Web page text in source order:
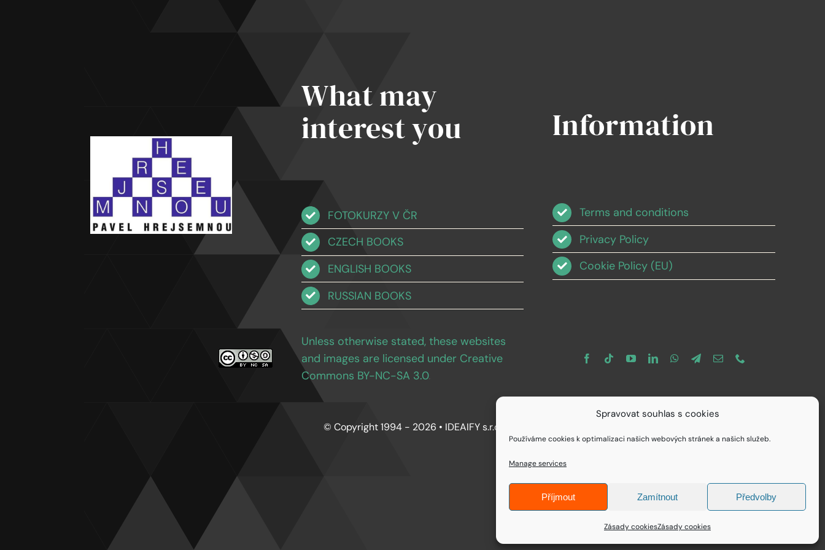
Spravovat souhlas s cookies
Používáme cookies k optimalizaci našich webových stránek a našich služeb.
Manage services
Příjmout Zamítnout Předvolby
Zásady cookiesZásady cookies
What may
interest you
FOTOKURZY V ČR
CZECH BOOKS
ENGLISH BOOKS
RUSSIAN BOOKS
Information
Terms and conditions
Privacy Policy
Cookie Policy (EU)
Unless otherwise stated, these websites
and images are licensed under Creative
Commons BY-NC-SA 3.0.
© Copyright 1994 - 2026 • IDEAIFY s.r.o.